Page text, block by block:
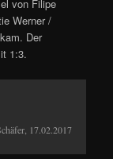
von Filipe
Werner /
Der
1:3.
17.02.2017